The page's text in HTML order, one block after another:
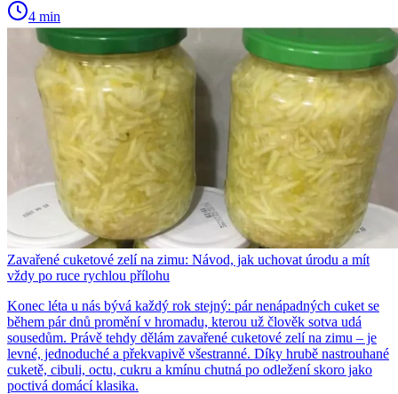
4 min
Zavařené cuketové zelí na zimu: Návod, jak uchovat úrodu a mít
vždy po ruce rychlou přílohu
Konec léta u nás bývá každý rok stejný: pár nenápadných cuket se
během pár dnů promění v hromadu, kterou už člověk sotva udá
sousedům. Právě tehdy dělám zavařené cuketové zelí na zimu – je
levné, jednoduché a překvapivě všestranné. Díky hrubě nastrouhané
cuketě, cibuli, octu, cukru a kmínu chutná po odležení skoro jako
poctivá domácí klasika.